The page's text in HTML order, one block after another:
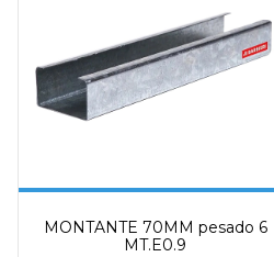
MONTANTE 70MM pesado 6
MT.E0.9